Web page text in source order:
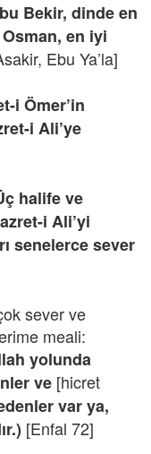
Bekir, dinde en
Osman, en iyi
Ebu Ya’la]
i Ömer’in
i Ali’ye
halife ve
i Ali’yi
senelerce sever
sever ve
meali:
yolunda
ve [hicret
var ya,
[Enfal 72]